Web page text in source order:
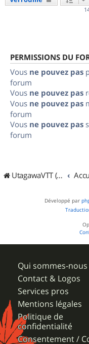
PERMISSIONS DU
Vous ne pouvez pas
forum
Vous ne pouvez pas
Vous ne pouvez pas
forum
Vous ne pouvez pas
forum
UtagawaVTT (Randos VTT et VTTAE avec traces GPS)
Développé par
Qui sommes-nous
Contact & Logos
Services pros
Mentions légales
Politique de
confidentialité
Consentement /